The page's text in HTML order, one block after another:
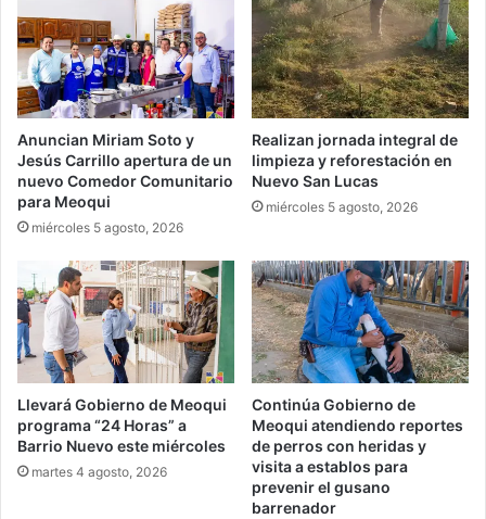
Anuncian Miriam Soto y
Jesús Carrillo apertura de un
nuevo Comedor Comunitario
para Meoqui
miércoles 5 agosto, 2026
Realizan jornada integral de
limpieza y reforestación en
Nuevo San Lucas
miércoles 5 agosto, 2026
Llevará Gobierno de Meoqui
programa “24 Horas” a
Barrio Nuevo este miércoles
martes 4 agosto, 2026
Continúa Gobierno de
Meoqui atendiendo reportes
de perros con heridas y
visita a establos para
prevenir el gusano
barrenador